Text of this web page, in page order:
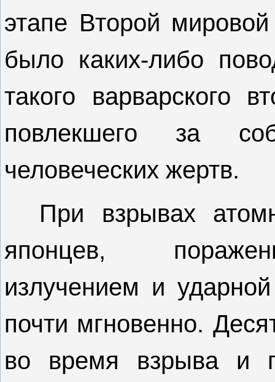
этапе Второй
было каких-либо
такого варварского
повлекшего за
человеческих жертв.
При взрывах
японцев,
излучением и
почти мгновенно.
во время взрыва и